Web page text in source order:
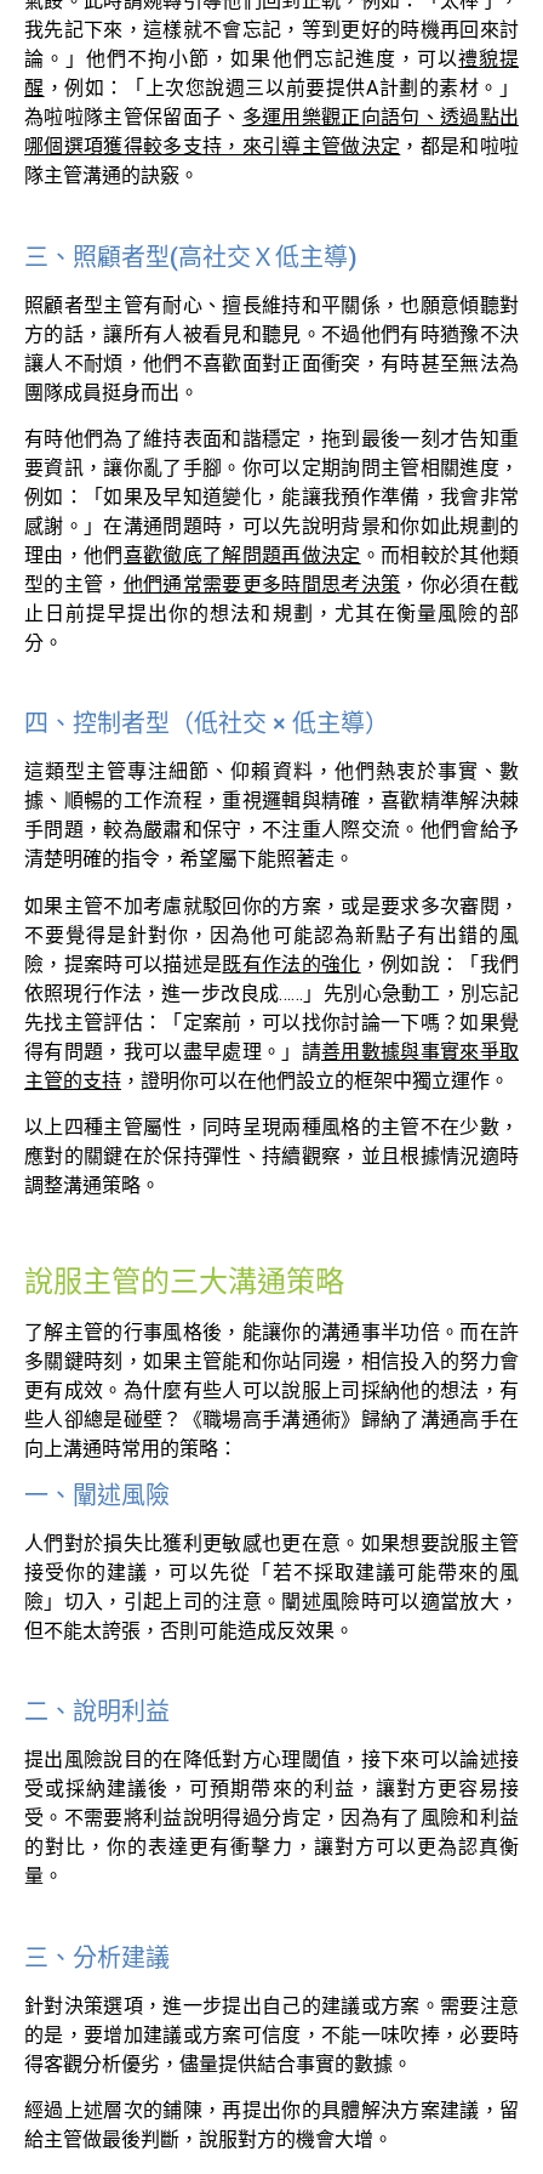
我先記下來，這樣就不會忘記，等到更好的時機再回來討
論。」他們不拘小節，如果他們忘記進度，可以禮貌提
醒 ，例如：「上次您說週三以前要提供A計劃的素材。」
為啦啦隊主管保留面子、 多運用樂觀正向語句、透過點出
哪個選項獲得較多支持，來引導主管做決定 ，都是和啦啦
隊主管溝通的訣竅。
三、照顧者型(高社交Ｘ低主導)
照顧者型主管有耐心、擅長維持和平關係，也願意傾聽對
方的話，讓所有人被看見和聽見。不過他們有時猶豫不決
讓人不耐煩，他們不喜歡面對正面衝突，有時甚至無法為
團隊成員挺身而出。
有時他們為了維持表面和諧穩定，拖到最後一刻才告知重
要資訊，讓你亂了手腳。你可以定期詢問主管相關進度，
例如：「如果及早知道變化，能讓我預作準備，我會非常
感謝。」在溝通問題時，可以先說明背景和你如此規劃的
理由，他們喜歡徹底了解問題再做決定 。而相較於其他類
型的主管， 他們通常需要更多時間思考決策 ，你必須在截
止日前提早提出你的想法和規劃，尤其在衡量風險的部
分。
四、控制者型（低社交 × 低主導）
這類型主管專注細節、仰賴資料，他們熱衷於事實、數
據、順暢的工作流程，重視邏輯與精確，喜歡精準解決棘
手問題，較為嚴肅和保守，不注重人際交流。他們會給予
清楚明確的指令，希望屬下能照著走。
如果主管不加考慮就駁回你的方案，或是要求多次審閱，
不要覺得是針對你，因為他可能認為新點子有出錯的風
險，提案時可以描述是既有作法的強化 ，例如說：「我們
依照現行作法，進一步改良成…… 」先別心急動工，別忘記
先找主管評估：「定案前，可以找你討論一下嗎？如果覺
得有問題，我可以盡早處理。」請善用數據與事實來爭取
主管的支持 ，證明你可以在他們設立的框架中獨立運作。
以上四種主管屬性，同時呈現兩種風格的主管不在少數，
應對的關鍵在於保持彈性、持續觀察，並且根據情況適時
調整溝通策略。
說服主管的三大溝通策略
了解主管的行事風格後，能讓你的溝通事半功倍。而在許
多關鍵時刻，如果主管能和你站同邊，相信投入的努力會
更有成效。為什麼有些人可以說服上司採納他的想法，有
些人卻總是碰壁？《職場高手溝通術》歸納了溝通高手在
向上溝通時常用的策略：
一、闡述風險
人們對於損失比獲利更敏感也更在意。如果想要說服主管
接受你的建議，可以先從「若不採取建議可能帶來的風
險」切入，引起上司的注意。闡述風險時可以適當放大，
但不能太誇張，否則可能造成反效果。
二、說明利益
提出風險說目的在降低對方心理閾值，接下來可以論述接
受或採納建議後，可預期帶來的利益，讓對方更容易接
受。不需要將利益說明得過分肯定，因為有了風險和利益
的對比，你的表達更有衝擊力，讓對方可以更為認真衡
量。
三、分析建議
針對決策選項，進一步提出自己的建議或方案。需要注意
的是，要增加建議或方案可信度，不能一味吹捧，必要時
得客觀分析優劣，儘量提供結合事實的數據。
經過上述層次的鋪陳，再提出你的具體解決方案建議，留
給主管做最後判斷，說服對方的機會大增。